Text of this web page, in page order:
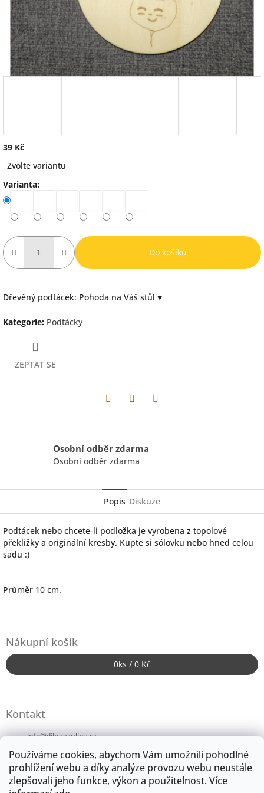
Používáme cookies, abychom Vám umožnili pohodlné
prohlížení webu a díky analýze provozu webu neustále
zlepšovali jeho funkce, výkon a použitelnost. Více
39 Kč
cena:
Zvolte variantu
Varianta:
Do košíku
Dřevěný podtácek: Pohoda na Váš stůl ♥
Kategorie: Podtácky
ZEPTAT SE
Osobní odběr zdarma
Osobní odběr zdarma
Popis Diskuze
Podtácek nebo chcete-li podložka je vyrobena z topolové
překližky a originální kresby. Kupte si sólovku nebo hned celou
sadu :)
Průměr 10 cm.
Z
Nákupní košík
0ks / 0 Kč
Kontakt
info@dilnaazulina.cz
+420724246152
dilnaazulina